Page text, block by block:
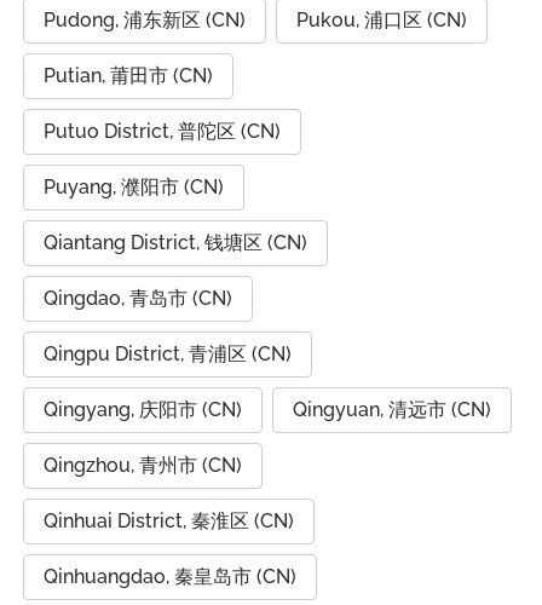
Pudong, 浦东新区 (CN) Pukou, 浦口区 (CN)
Putian, 莆田市 (CN)
Putuo District, 普陀区 (CN)
Puyang, 濮阳市 (CN)
Qiantang District, 钱塘区 (CN)
Qingdao, 青岛市 (CN)
Qingpu District, 青浦区 (CN)
Qingyang, 庆阳市 (CN) Qingyuan, 清远市 (CN)
Qingzhou, 青州市 (CN)
Qinhuai District, 秦淮区 (CN)
Qinhuangdao, 秦皇岛市 (CN)